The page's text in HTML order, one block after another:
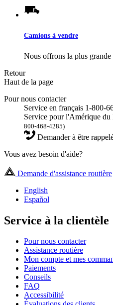
Camions à vendre
Nous offrons la plus
Retour
Haut de la page
Pour nous contacter
Service en français 1-800-
Service pour l'Amérique
800-468-4285)
Demander à être
Vous avez besoin d'aide?
Demande d'assistance routière
English
Español
Service à la clientèle
Pour nous contacter
Assistance routière
Mon compte et mes
Paiements
Conseils
FAQ
Accessibilité